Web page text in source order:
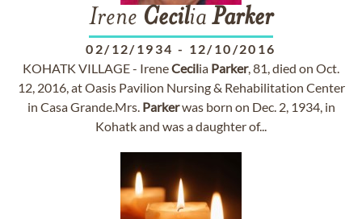
Irene Cecilia Parker
02/12/1934 - 12/10/2016
KOHATK VILLAGE - IreneCecilia Parker, 81, died on Oct.
12, 2016, at Oasis Pavilion Nursing & Rehabilitation Center
in Casa Grande.Mrs. Parkerwas born on Dec. 2, 1934, in
Kohatk and was a daughter of...